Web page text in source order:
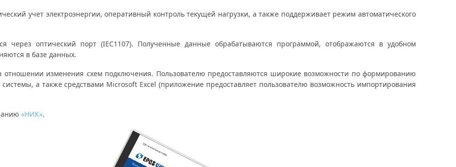
учет электроэнергии, оперативный контроль текущей нагрузки, а также поддерживает режим автоматического
через оптический порт (IEC1107). Полученные данные обрабатываются программой, отображаются в удобном
в базе данных.
отношении изменения схем подключения. Пользователю предоставляются широкие возможности по формированию
а также средствами Microsoft Excel (приложение предоставляет пользователю возможность импортирования
«НИК».